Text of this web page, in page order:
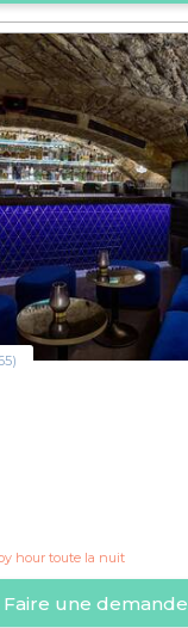
hour toute la nuit
Faire une demande